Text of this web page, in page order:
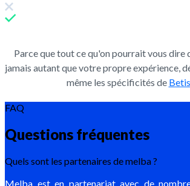
Parce que tout ce qu'on pourrait vous dire
jamais autant que votre propre expérience,
même les spécificités de
FAQ
Questions fréquentes
Quels sont les partenaires de melba ?
Melba est en partenariat avec de